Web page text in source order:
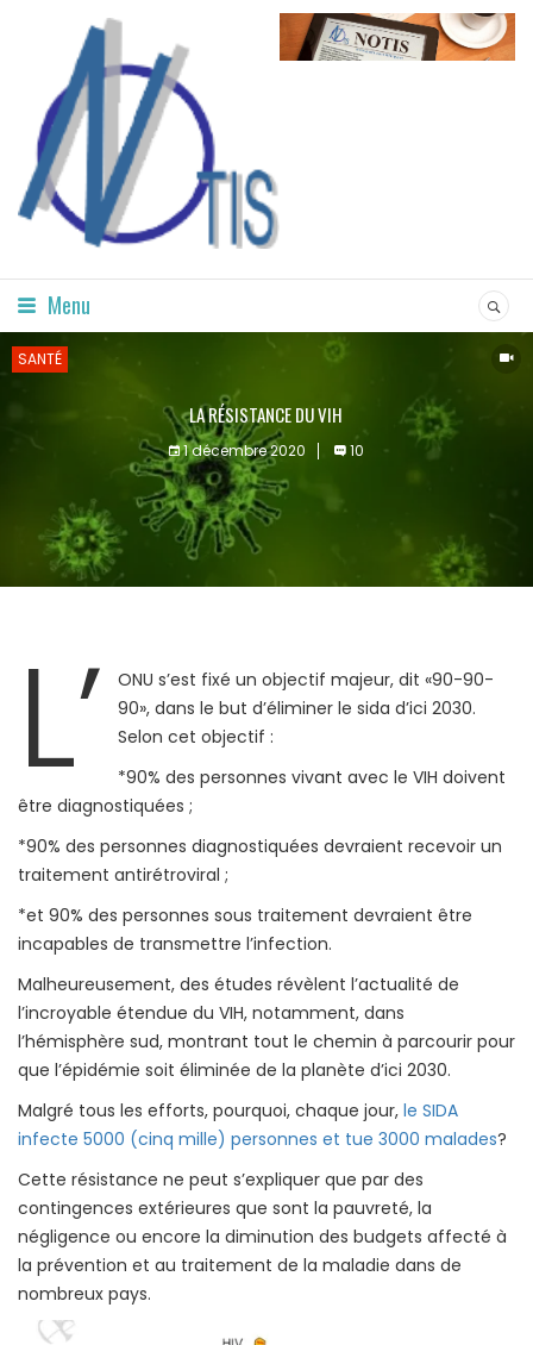
Menu
SANTÉ
LA RÉSISTANCE DU VIH
1 décembre 2020 10
L’
ONU s’est fixé un objectif majeur, dit «90-90-
90», dans le but d’éliminer le sida d’ici 2030.
Selon cet objectif :
*90% des personnes vivant avec le VIH doivent
être diagnostiquées ;
*90% des personnes diagnostiquées devraient recevoir un
traitement antirétroviral ;
*et 90% des personnes sous traitement devraient être
incapables de transmettre l’infection.
Malheureusement, des études révèlent l’actualité de
l’incroyable étendue du VIH, notamment, dans
l’hémisphère sud, montrant tout le chemin à parcourir pour
que l’épidémie soit éliminée de la planète d’ici 2030.
Malgré tous les efforts, pourquoi, chaque jour, le SIDA
infecte 5000 (cinq mille) personnes et tue 3000 malades?
Cette résistance ne peut s’expliquer que par des
contingences extérieures que sont la pauvreté, la
négligence ou encore la diminution des budgets affecté à
la prévention et au traitement de la maladie dans de
nombreux pays.